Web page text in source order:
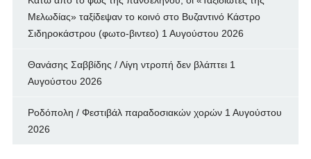
Μελωδίας» ταξίδεψαν το κοινό στο Βυζαντινό Κάστρο
Σιδηροκάστρου (φωτο-βιντεο) 1 Αυγούστου 2026
Θανάσης Σαββίδης / Λίγη ντροπή δεν βλάπτει 1
Αυγούστου 2026
Ροδόπολη / Φεστιβάλ παραδοσιακών χορών 1 Αυγούστου
2026